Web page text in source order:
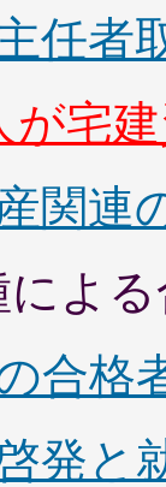
任者
が宅
関連
合
合格
発と